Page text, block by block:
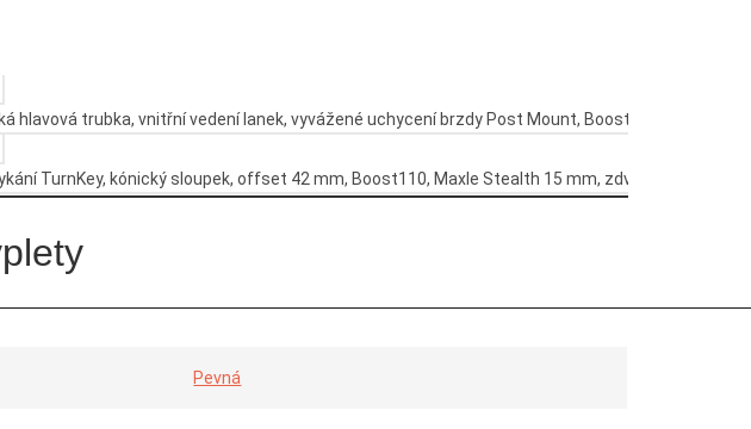
hlavová trubka, vnitřní vedení lanek, vyvážené uchycení brzdy Post Mount, Boost148
TurnKey, kónický sloupek, offset 42 mm, Boost110, Maxle Stealth 15 mm, zdvih 120 mm
Pevná